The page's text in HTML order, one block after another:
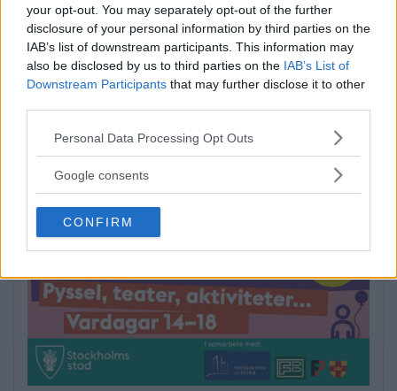
your opt-out. You may separately opt-out of the further
disclosure of your personal information by third parties on the
IAB’s list of downstream participants. This information may
also be disclosed by us to third parties on the IAB’s List of
Downstream Participants that may further disclose it to other
Please note that this website/app uses one or more Google
not limited to your visit or usage behaviour. You may click to
use your data for below specified purposes in below Google
consent section.
Personal Data Processing Opt Outs
Google consents
CONFIRM
Man anhållen efter våldsdåd i
villa
På torsdagsmorgonen grep polisen en man
som tagit […]
Publicerad 09:53, 30 juli 2026
Annons: